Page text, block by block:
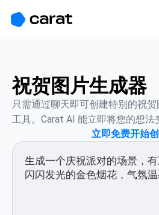
祝贺图片生成器
只需通过聊天即可创建特别的祝
工具。Carat AI 能立即将您的想法
立即免费开始创